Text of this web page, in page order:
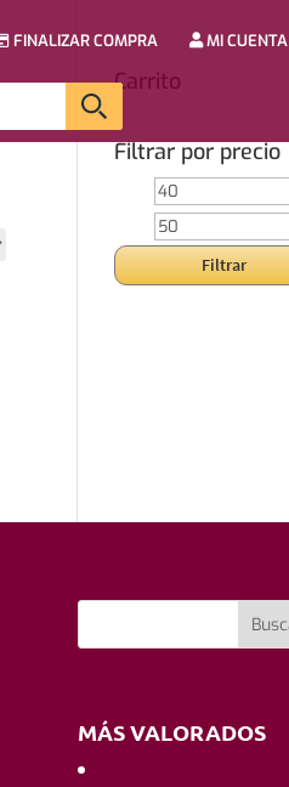
FINALIZAR COMPRA MI CUENTA
Carrito
Filtrar por precio
Precio
mínimo
Filtrar
MÁS VALORADOS